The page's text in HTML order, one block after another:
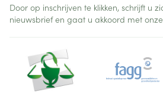
Door op inschrijven te klikken, schrijft u
nieuwsbrief en gaat u akkoord met onze